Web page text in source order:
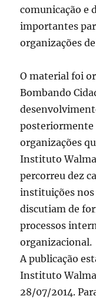
comunicação e
importantes
organizações
O material foi
Bombando
posteriormente
organizações
Instituto
percorreu dez
instituições nos
discutiam de
processos
organizacional.
A publicação
Instituto
28/07/2014.